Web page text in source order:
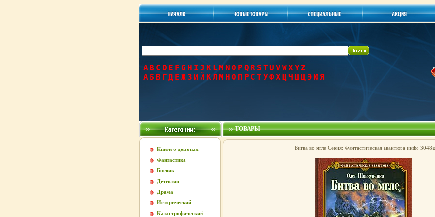
A B C D E F G H I J K L M N O P Q R S T U V WXYZ
А Б В Г Д Е Ж З И Й КЛ М Н О П Р С Т УФХЦЧ Ш Щ Э ЮЯ
Книги о демонах
Фантастика
Боевик
Детектив
Драма
Исторический
Катастрофический
ТОВАРЫ
Битва во мгле Серия: Фантастическая авантюра инфо